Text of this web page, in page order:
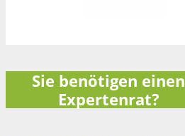
Sie benötigen einen
Expertenrat?